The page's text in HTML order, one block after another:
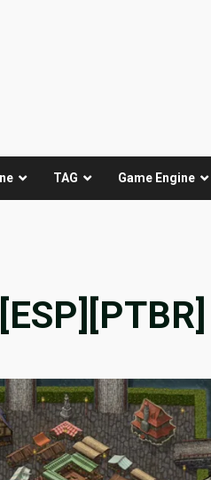
TAG Game Engine